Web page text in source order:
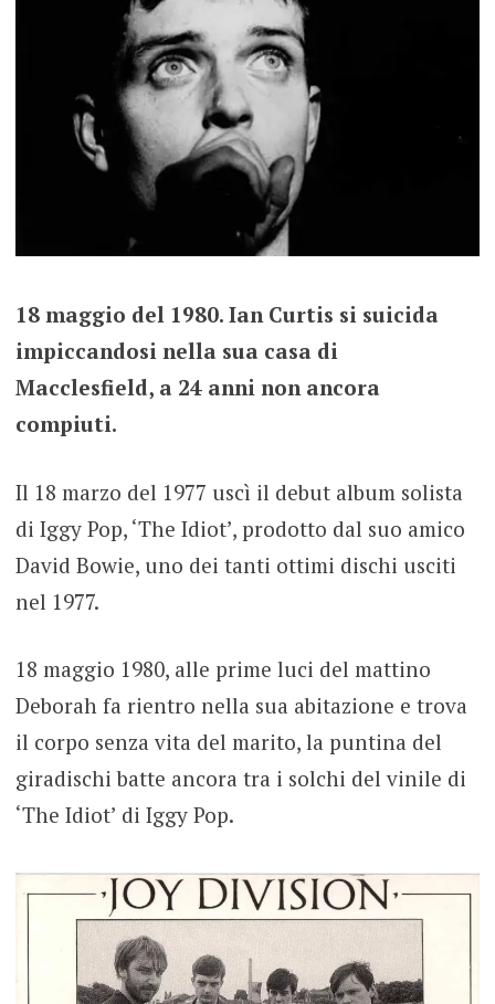
18 maggio del 1980. Ian Curtis si suicida
impiccandosi nella sua casa di
Macclesfield, a 24 anni non ancora
compiuti.
Il 18 marzo del 1977 uscì il debut album solista
di Iggy Pop, ‘The Idiot’, prodotto dal suo amico
David Bowie, uno dei tanti ottimi dischi usciti
nel 1977.
18 maggio 1980, alle prime luci del mattino
Deborah fa rientro nella sua abitazione e trova
il corpo senza vita del marito, la puntina del
giradischi batte ancora tra i solchi del vinile di
‘The Idiot’ di Iggy Pop.